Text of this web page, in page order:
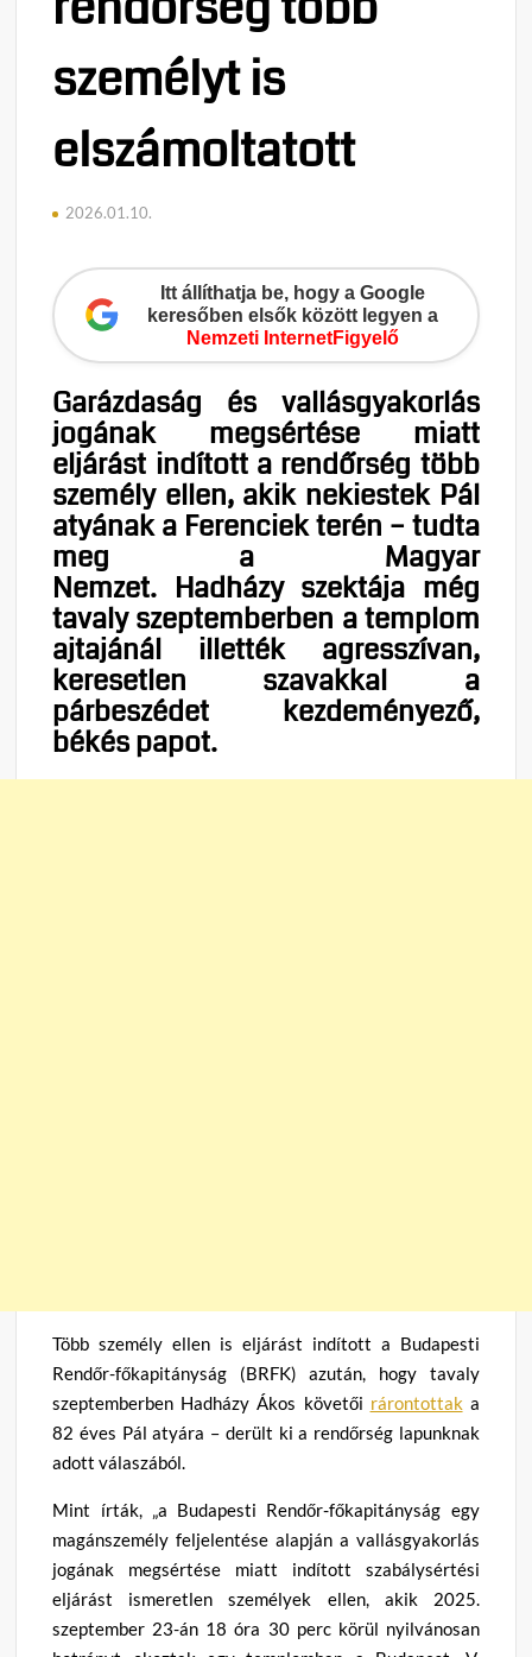
személyt is
elszámoltatott
2026.01.10.
Itt állíthatja be, hogy a Google
keresőben elsők között legyen a
Nemzeti InternetFigyelő
Garázdaság és vallásgyakorlás
jogának megsértése miatt
eljárást indított a rendőrség több
személy ellen, akik nekiestek Pál
atyának a Ferenciek terén – tudta
meg a Magyar
Nemzet. Hadházy szektája még
tavaly szeptemberben a templom
ajtajánál illették agresszívan,
keresetlen szavakkal a
párbeszédet kezdeményező,
békés papot.
Több személy ellen is eljárást indított a Budapesti
Rendőr-főkapitányság (BRFK) azután, hogy tavaly
szeptemberben Hadházy Ákos követői rárontottaka
82 éves Pál atyára – derült ki a rendőrség lapunknak
adott válaszából.
Mint írták, „a Budapesti Rendőr-főkapitányság egy
magánszemély feljelentése alapján a vallásgyakorlás
jogának megsértése miatt indított szabálysértési
eljárást ismeretlen személyek ellen, akik 2025.
szeptember 23-án 18 óra 30 perc körül nyilvánosan